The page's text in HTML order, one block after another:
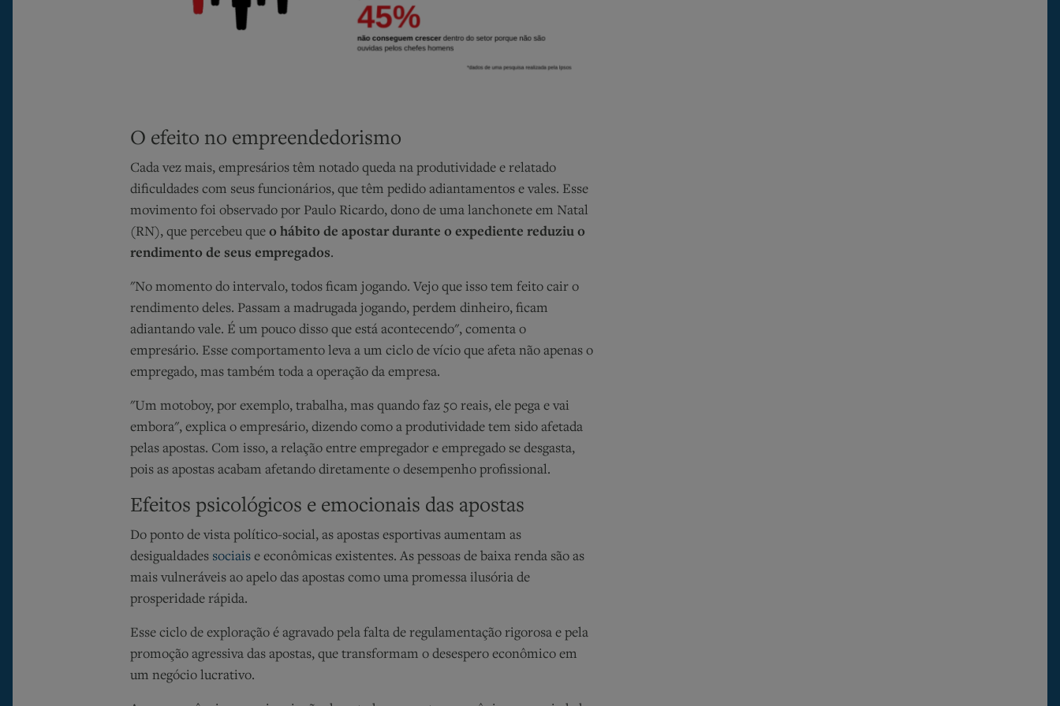
O efeito no empreendedorismo
Cada vez mais, empresários têm notado queda na produtividade e relatado
dificuldades com seus funcionários, que têm pedido adiantamentos e vales. Esse
movimento foi observado por Paulo Ricardo, dono de uma lanchonete em Natal
(RN), que percebeu que o hábito de apostar durante o expediente reduziu o
rendimento de seus empregados.
"No momento do intervalo, todos ficam jogando. Vejo que isso tem feito cair o
rendimento deles. Passam a madrugada jogando, perdem dinheiro, ficam
adiantando vale. É um pouco disso que está acontecendo", comenta o
empresário. Esse comportamento leva a um ciclo de vício que afeta não apenas o
empregado, mas também toda a operação da empresa.
"Um motoboy, por exemplo, trabalha, mas quando faz 50 reais, ele pega e vai
embora", explica o empresário, dizendo como a produtividade tem sido afetada
pelas apostas. Com isso, a relação entre empregador e empregado se desgasta,
pois as apostas acabam afetando diretamente o desempenho profissional.
Efeitos psicológicos e emocionais das apostas
Do ponto de vista político-social, as apostas esportivas aumentam as
desigualdades sociais e econômicas existentes. As pessoas de baixa renda são as
mais vulneráveis ao apelo das apostas como uma promessa ilusória de
prosperidade rápida.
Esse ciclo de exploração é agravado pela falta de regulamentação rigorosa e pela
promoção agressiva das apostas, que transformam o desespero econômico em
um negócio lucrativo.